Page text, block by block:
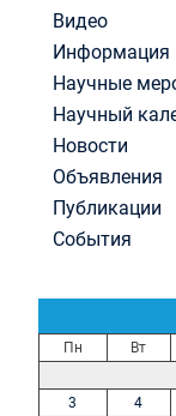
Видео
Информация
Научные
Научный
Новости
Объявления
Публикации
События
Пн Вт
3
4